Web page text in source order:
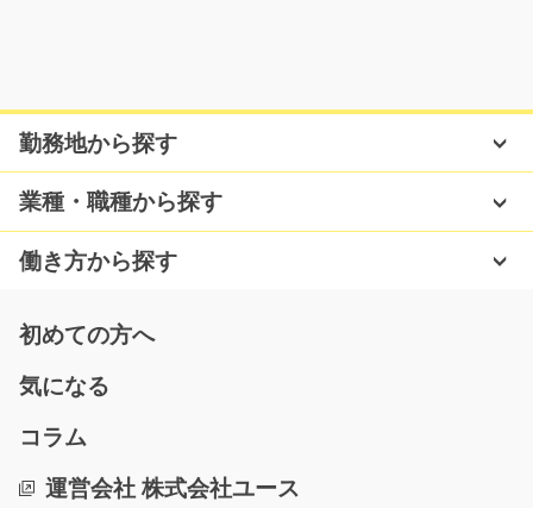
りますよねっ★ オシ…
長期（3ヶ月以上）
時給1250円
三重県鈴鹿市
電子部品の外観検査や組立/y03_01208
【冷暖房完備】小さな電子部品の外観検査や簡単な組立
のお仕事☆経験を活か…
長期（3ヶ月以上）
勤務地から探す
業種・職種から探す
働き方から探す
初めての方へ
気になる
コラム
運営会社 株式会社ユース